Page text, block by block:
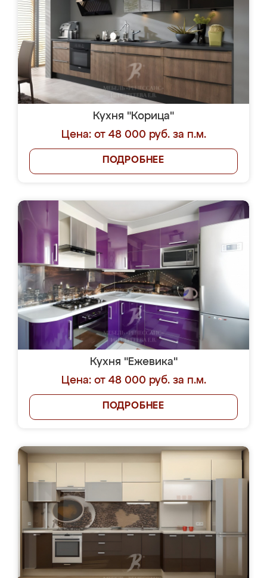
Кухня "Корица"
Цена: от 48 000 руб. за п.м.
ПОДРОБНЕЕ
Кухня "Ежевика"
Цена: от 48 000 руб. за п.м.
ПОДРОБНЕЕ